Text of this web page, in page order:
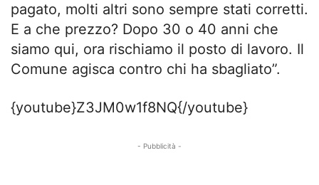
pagato, molti altri sono sempre stati corretti.
E a che prezzo? Dopo 30 o 40 anni che
siamo qui, ora rischiamo il posto di lavoro. Il
Comune agisca contro chi ha sbagliato”.
{youtube}Z3JM0w1f8NQ{/youtube}
- Pubblicità -